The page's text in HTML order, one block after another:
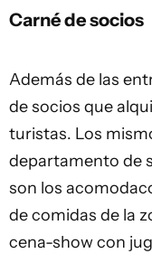
Carné de socios
Además de las
de socios que
turistas. Los
departamento de
son los
de comidas de la
cena-show con